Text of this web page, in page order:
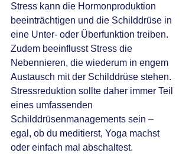
Stress kann die Hormonproduktion
beeinträchtigen und die Schilddrüse in
eine Unter- oder Überfunktion treiben.
Zudem beeinflusst Stress die
Nebennieren, die wiederum in engem
Austausch mit der Schilddrüse stehen.
Stressreduktion sollte daher immer Teil
eines umfassenden
Schilddrüsenmanagements sein –
egal, ob du meditierst, Yoga machst
oder einfach mal abschaltest.